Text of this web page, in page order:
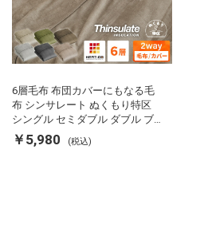
6層毛布 布団カバーにもなる毛
布 シンサレート ぬくもり特区
シングル セミダブル ダブル ブ
ランケット 掛け布団カバー フラ
ンネル 保温 蓄熱 吸湿 発熱 断熱
￥5,980 (税込)